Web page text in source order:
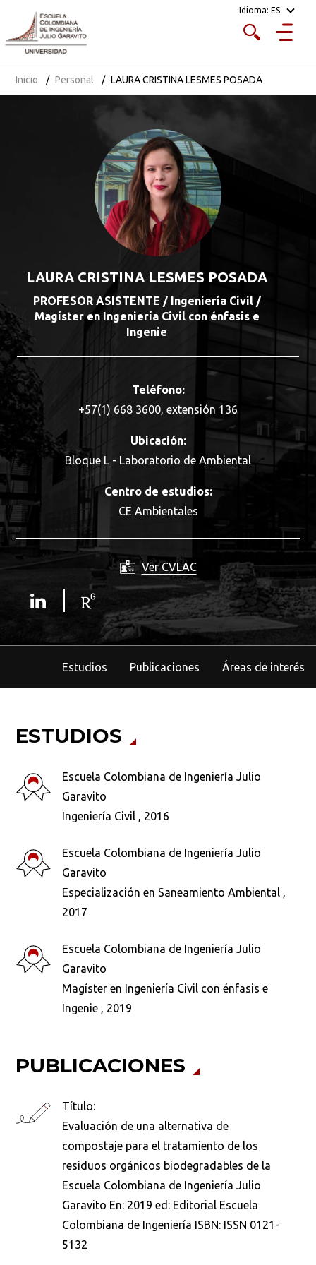
Idioma: ES
Inicio Personal LAURA CRISTINA LESMES POSADA
LAURA CRISTINA LESMES POSADA
PROFESOR ASISTENTE / Ingeniería Civil /
Magíster en Ingeniería Civil con énfasis e
Ingenie
Teléfono:
+57(1) 668 3600, extensión 136
Ubicación:
Bloque L - Laboratorio de Ambiental
Centro de estudios:
CE Ambientales
Ver CVLAC
Estudios Publicaciones Áreas de interés
ESTUDIOS
Escuela Colombiana de Ingeniería Julio
Garavito
Ingeniería Civil , 2016
Escuela Colombiana de Ingeniería Julio
Garavito
Especialización en Saneamiento Ambiental ,
2017
Escuela Colombiana de Ingeniería Julio
Garavito
Magíster en Ingeniería Civil con énfasis e
Ingenie , 2019
PUBLICACIONES
Título:
Evaluación de una alternativa de
compostaje para el tratamiento de los
residuos orgánicos biodegradables de la
Escuela Colombiana de Ingeniería Julio
Garavito En: 2019 ed: Editorial Escuela
Colombiana de Ingeniería ISBN: ISSN 0121-
5132